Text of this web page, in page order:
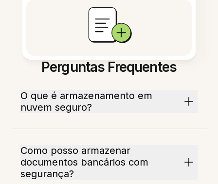
Perguntas Frequentes
O que é armazenamento em
nuvem seguro?
Como posso armazenar
documentos bancários com
segurança?